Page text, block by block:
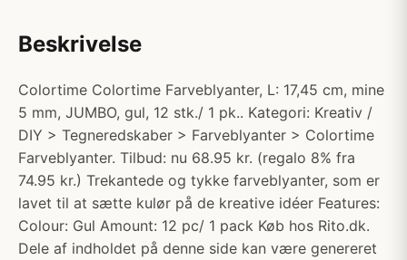
Beskrivelse
Colortime Colortime Farveblyanter, L: 17,45 cm, mine
5 mm, JUMBO, gul, 12 stk./ 1 pk.. Kategori: Kreativ /
DIY > Tegneredskaber > Farveblyanter > Colortime
Farveblyanter. Tilbud: nu 68.95 kr. (regalo 8% fra
74.95 kr.) Trekantede og tykke farveblyanter, som er
lavet til at sætte kulør på de kreative idéer Features:
Colour: Gul Amount: 12 pc/ 1 pack Køb hos Rito.dk.
Dele af indholdet på denne side kan være genereret